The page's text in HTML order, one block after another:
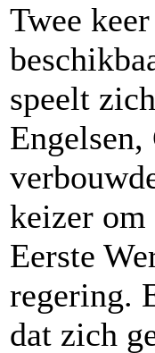
Twee
speelt
keizer om
Eerste
regering.
dat zich